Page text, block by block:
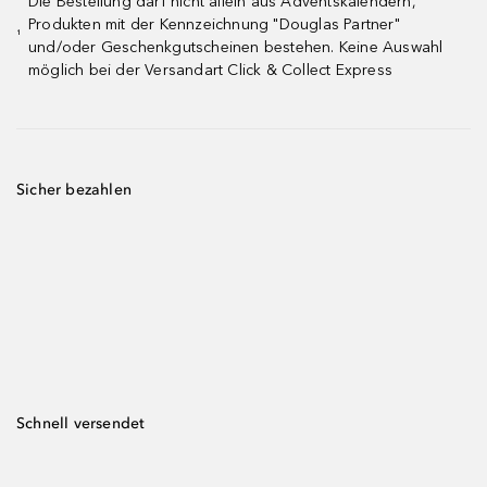
¹
Produkten mit der Kennzeichnung "Douglas Partner"
und/oder Geschenkgutscheinen bestehen. Keine Auswahl
möglich bei der Versandart Click & Collect Express
Sicher bezahlen
Schnell versendet